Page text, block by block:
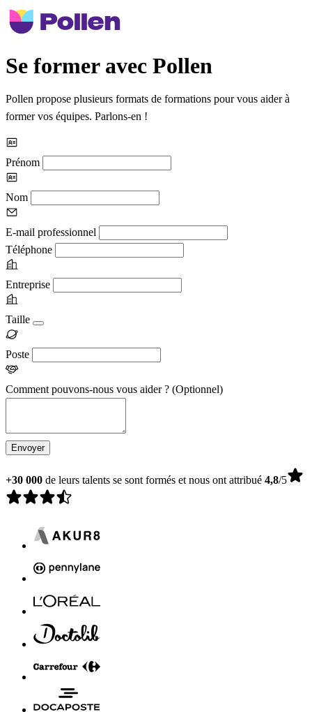
Se former avec Pollen
Pollen propose plusieurs formats de formations pour vous aider à
former vos équipes. Parlons-en !
Prénom
Nom
E-mail professionnel
Téléphone
Entreprise
Taille
Poste
Comment pouvons-nous vous aider ? (Optionnel)
Envoyer
+30 000 de leurs talents se sont formés et nous ont attribué 4,8/5